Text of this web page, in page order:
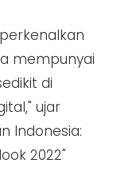
mempunyai
di
ujar
Indonesia:
2022"